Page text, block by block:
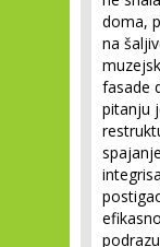
doma,
na
fasade
pitanju